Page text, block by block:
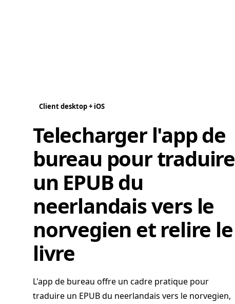
Client desktop + iOS
Telecharger l'app de
bureau pour traduire
un EPUB du
neerlandais vers le
norvegien et relire le
livre
L'app de bureau offre un cadre pratique pour
traduire un EPUB du neerlandais vers le norvegien,